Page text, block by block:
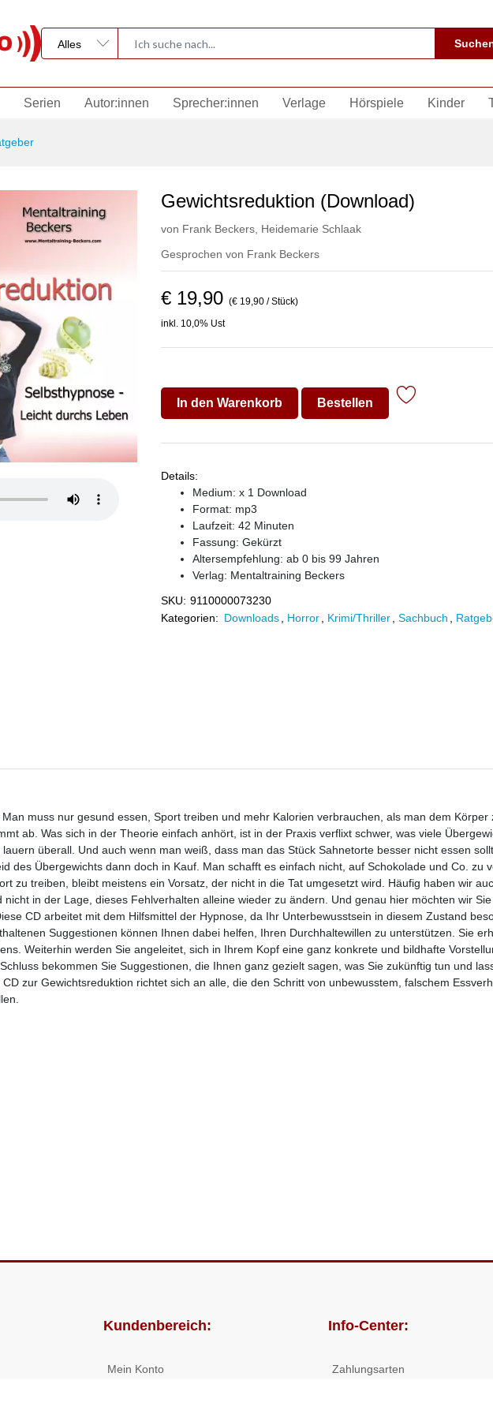
Serien Autor:innen Sprecher:innen Verlage Hörspiele Kinder
Gewichtsreduktion (Download)
von Frank Beckers, Heidemarie Schlaak
Gesprochen von Frank Beckers
€ 19,90 (€ 19,90 / Stück)
inkl. 10,0% Ust
In den Warenkorb Bestellen
Details:
Medium: x 1 Download
Format: mp3
Laufzeit: 42 Minuten
Fassung: Gekürzt
Altersempfehlung: ab 0 bis 99 Jahren
Verlag: Mentaltraining Beckers
SKU: 9110000073230
Kategorien: Downloads Horror Krimi/Thriller Sachbuch
muss nur gesund essen, Sport treiben und mehr Kalorien verbrauchen, als man dem Körper
ab. Was sich in der Theorie einfach anhört, ist in der Praxis verflixt schwer, was viele
überall. Und auch wenn man weiß, dass man das Stück Sahnetorte besser nicht essen
des Übergewichts dann doch in Kauf. Man schafft es einfach nicht, auf Schokolade und Co. zu
zu treiben, bleibt meistens ein Vorsatz, der nicht in die Tat umgesetzt wird. Häufig haben wir
in der Lage, dieses Fehlverhalten alleine wieder zu ändern. Und genau hier möchten wir
CD arbeitet mit dem Hilfsmittel der Hypnose, da Ihr Unterbewusstsein in diesem Zustand
Suggestionen können Ihnen dabei helfen, Ihren Durchhaltewillen zu unterstützen. Sie
Weiterhin werden Sie angeleitet, sich in Ihrem Kopf eine ganz konkrete und bildhafte
bekommen Sie Suggestionen, die Ihnen ganz gezielt sagen, was Sie zukünftig tun und
zur Gewichtsreduktion richtet sich an alle, die den Schritt von unbewusstem, falschem
Kundenbereich:
Mein Konto
Info-Center:
Zahlungsarten